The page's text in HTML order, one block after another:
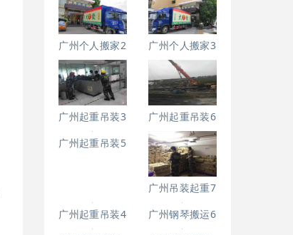
广州个人搬家2 广州个人搬家3
广州起重吊装3
广州起重吊装6
广州起重吊装5
广州吊装起重7
广州起重吊装4
广州钢琴搬运6